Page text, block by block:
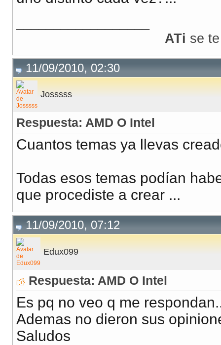
ATi se
11/09/2010, 02:30
Josssss
Respuesta: AMD O Intel
Cuantos temas ya llevas
Todas esos temas podían
que procediste a crear ...
11/09/2010, 07:12
Edux099
Respuesta: AMD O Intel
Es pq no veo q me
Ademas no dieron sus
Saludos